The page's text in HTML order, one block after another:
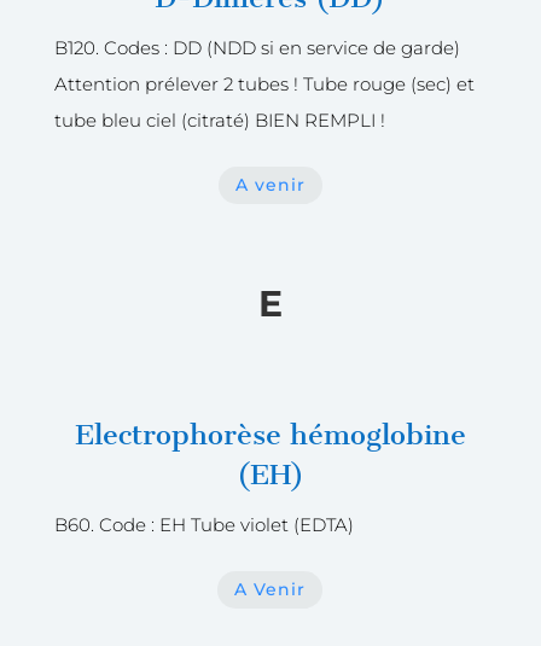
B120. Codes : DD (NDD si en service de garde)
Attention prélever 2 tubes ! Tube rouge (sec) et
tube bleu ciel (citraté) BIEN REMPLI !
A venir
E
Electrophorèse hémoglobine
(EH)
B60. Code : EH Tube violet (EDTA)
A Venir